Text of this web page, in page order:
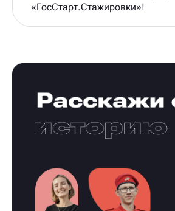
«ГосСтарт.Стажировки»!